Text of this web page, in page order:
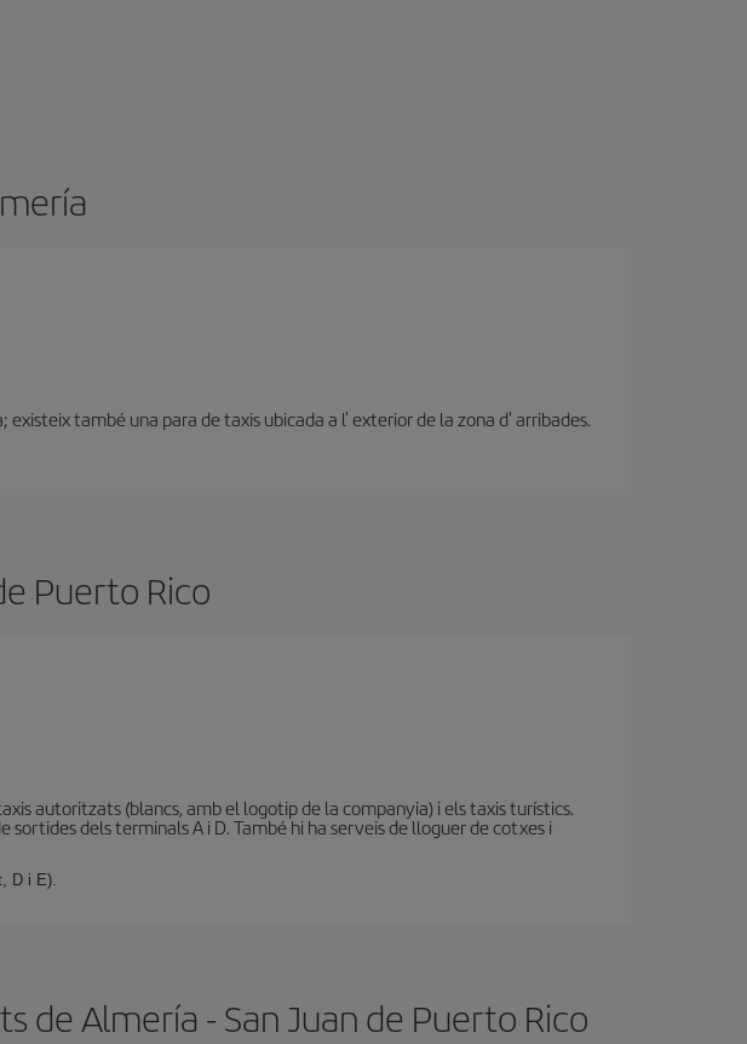
també una para de taxis ubicada a l' exterior de la zona d' arribades.
Puerto Rico
autoritzats (blancs, amb el logotip de la companyia) i els taxis turístics.
dels terminals A i D. També hi ha serveis de lloguer de cotxes i
D i E).
de Almería - San Juan de Puerto Rico